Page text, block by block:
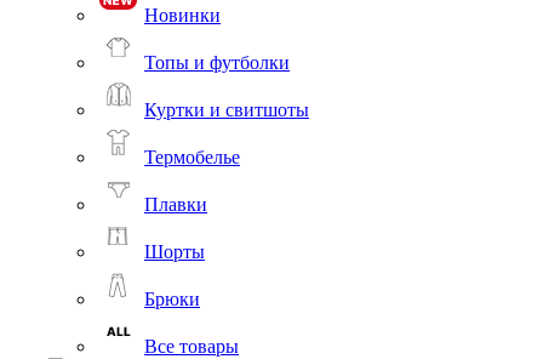
Новинки
Топы и футболки
Куртки и свитшоты
Термобелье
Плавки
Шорты
Брюки
Все товары